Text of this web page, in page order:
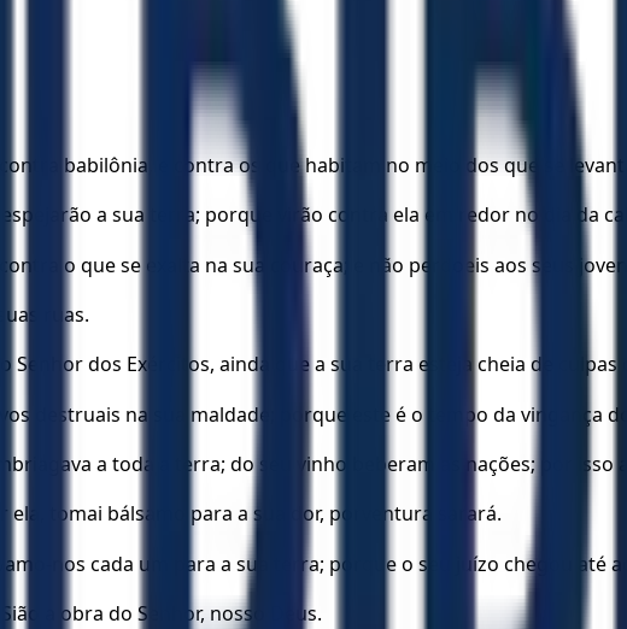
babilônia, e contra os que habitam no meio dos que se
a sua terra; porque virão contra ela em redor no dia da
o que se exalta na sua couraça; e não perdoeis aos seus
ruas.
Senhor dos Exércitos, ainda que a sua terra esteja cheia de
destruais na sua maldade; porque este é o tempo da vingança
a toda a terra; do seu vinho beberam as nações; por isso
tomai bálsamo para a sua dor, porventura sarará.
nos cada um para a sua terra; porque o seu juízo chegou até
a obra do Senhor, nosso Deus.